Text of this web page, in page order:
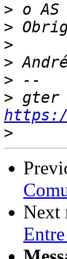
>
>
>
>
>
>
>
Next